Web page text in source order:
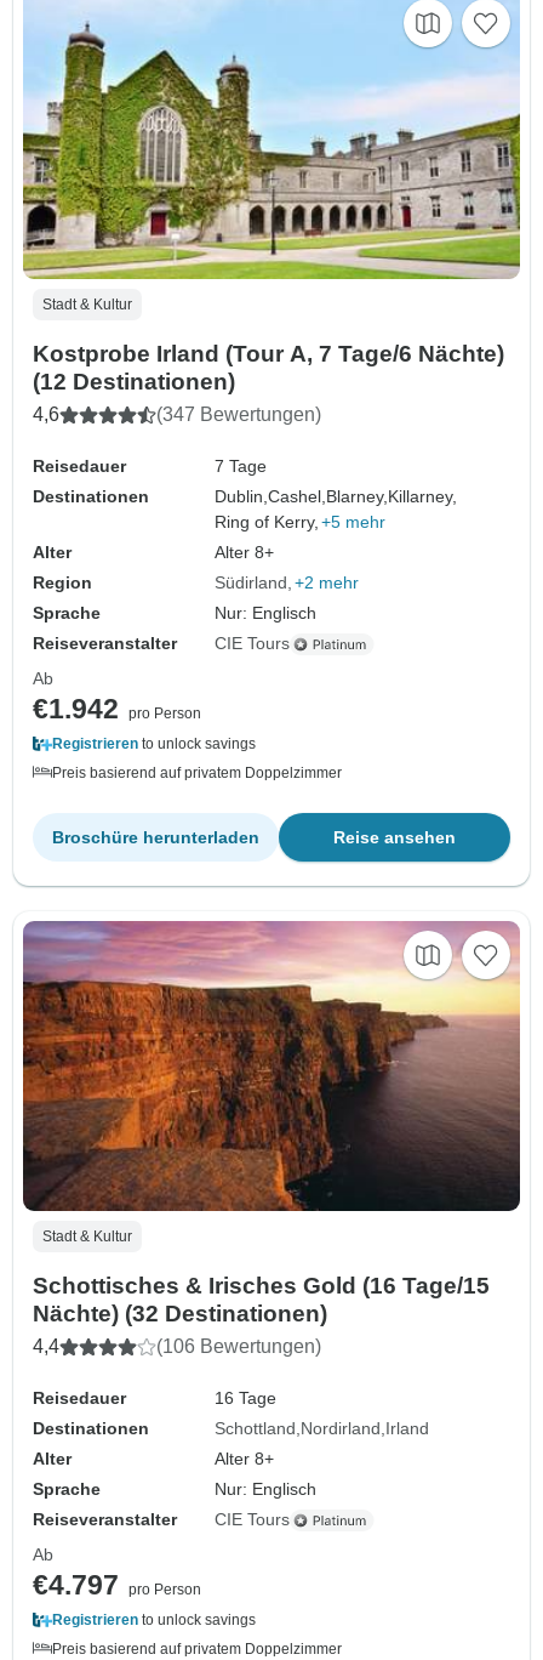
Stadt & Kultur
Kostprobe Irland (Tour A, 7 Tage/6 Nächte)
(12 Destinationen)
4,6 (347 Bewertungen)
Reisedauer
7 Tage
Destinationen
Dublin,Cashel,Blarney,Killarney,
Ring of Kerry, +5 mehr
Alter
Alter 8+
Region
Südirland +2 mehr
Sprache
Nur: Englisch
Reiseveranstalter
CIE Tours
Ab
€1.942
pro Person
Registrieren to unlock savings
Preis basierend auf privatem Doppelzimmer
Reise ansehen
Broschüre herunterladen
Stadt & Kultur
Schottisches & Irisches Gold (16 Tage/15
Nächte) (32 Destinationen)
4,4 (106 Bewertungen)
Reisedauer
16 Tage
Destinationen
Schottland Nordirland Irland
Alter
Alter 8+
Sprache
Nur: Englisch
Reiseveranstalter
CIE Tours
Ab
€4.797
pro Person
Registrieren to unlock savings
Preis basierend auf privatem Doppelzimmer